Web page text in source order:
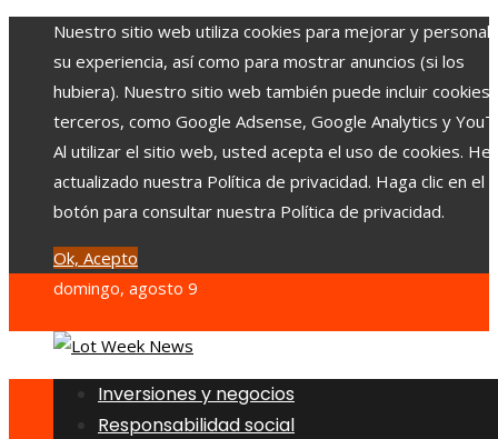
Nuestro sitio web utiliza cookies para mejorar y
su experiencia, así como para mostrar anuncios (si los
hubiera). Nuestro sitio web también puede incluir cookies
terceros, como Google Adsense, Google Analytics y
Al utilizar el sitio web, usted acepta el uso de cookies.
actualizado nuestra Política de privacidad. Haga clic en el
botón para consultar nuestra Política de privacidad.
Ok, Acepto
domingo, agosto 9
Inversiones y negocios
Responsabilidad social